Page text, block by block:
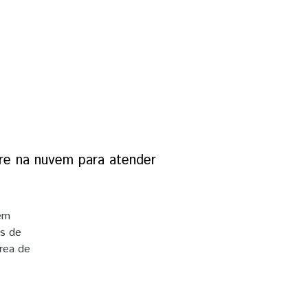
na nuvem para atender
de
de
ao